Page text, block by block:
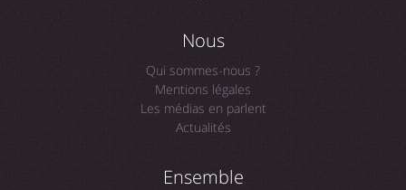
Nous
Qui sommes-nous ?
Mentions légales
Les médias en parlent
Actualités
Ensemble